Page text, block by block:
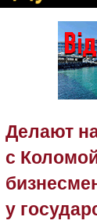
Делают
с
у